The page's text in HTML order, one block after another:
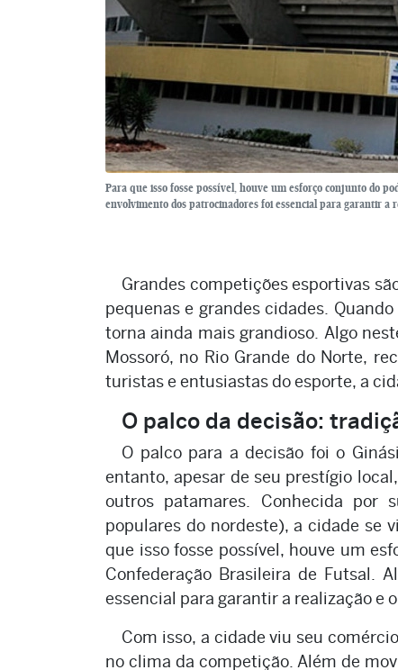
Para que isso fosse possível, houve um esforço conjunto do
envolvimento dos patrocinadores foi essencial para garantir a
Grandes competições esportivas
pequenas e grandes cidades.
torna ainda mais grandioso. Algo
Mossoró, no Rio Grande do Norte,
turistas e entusiastas do esporte, a
O palco da decisão:
O palco para a decisão foi o
entanto, apesar de seu prestígio
outros patamares. Conhecida por
populares do nordeste), a cidade se
que isso fosse possível, houve um
Confederação Brasileira de Futsal.
essencial para garantir a realização e
Com isso, a cidade viu seu
no clima da competição. Além de